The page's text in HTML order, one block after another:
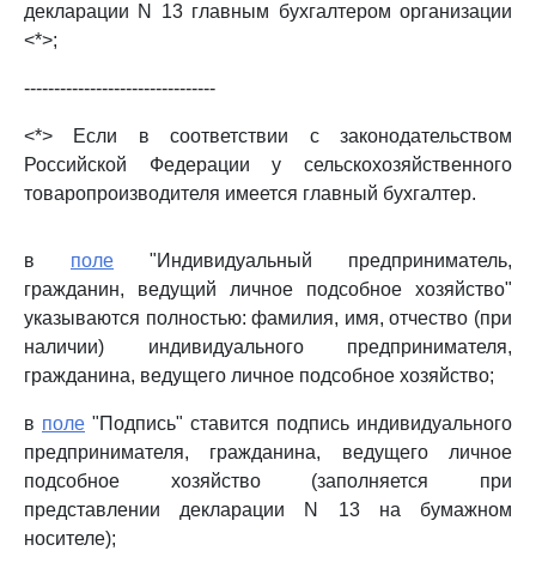
декларации N 13 главным бухгалтером организации
<*>;
--------------------------------
<*> Если в соответствии с законодательством
Российской Федерации у сельскохозяйственного
товаропроизводителя имеется главный бухгалтер.
в поле "Индивидуальный предприниматель,
гражданин, ведущий личное подсобное хозяйство"
указываются полностью: фамилия, имя, отчество (при
наличии) индивидуального предпринимателя,
гражданина, ведущего личное подсобное хозяйство;
в поле "Подпись" ставится подпись индивидуального
предпринимателя, гражданина, ведущего личное
подсобное хозяйство (заполняется при
представлении декларации N 13 на бумажном
носителе);